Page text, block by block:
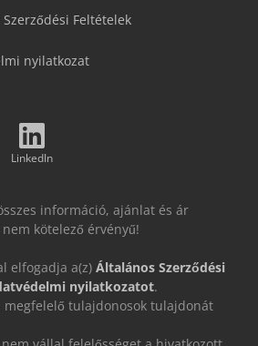
Feltételek
nyilatkozat
LinkedIn
információ, ajánlat és ár
kötelező érvényű!
elfogadja a(z) Általános Szerződési
nyilatkozatot.
megfelelő tulajdonosok tulajdonát